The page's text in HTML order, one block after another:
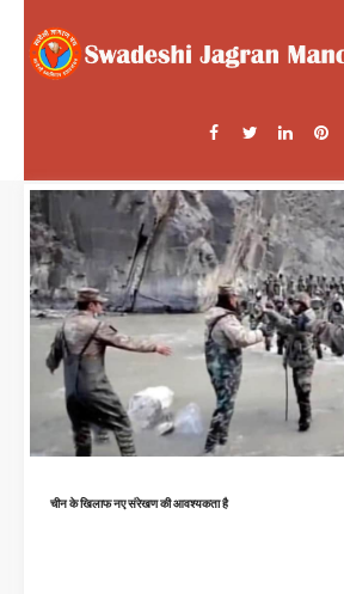
चीन के खिलाफ नए संरेखण की आवश्यकता है